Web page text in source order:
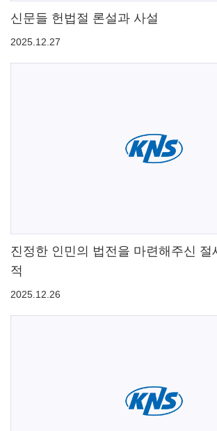
신문들 헌법절 론설과 사설
2025.12.27
진정한 인민의 법전을 마련해주신 절
적
2025.12.26